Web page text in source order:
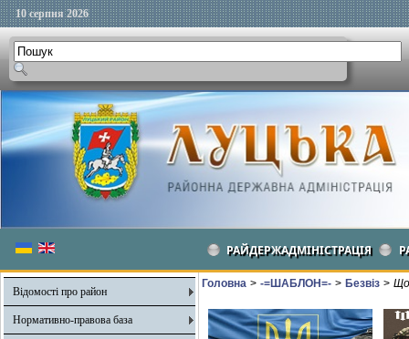
10 серпня 2026
РАЙДЕРЖАДМІНІСТРАЦІЯ
Відомості про район
Нормативно-правова база
Головна > -=ШАБЛОН=- > Безвіз > Що